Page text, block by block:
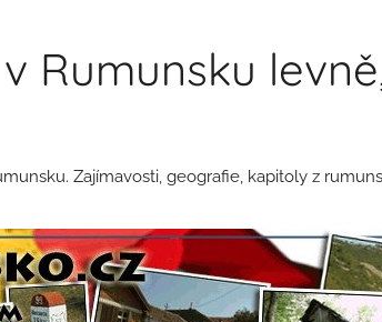
Rumunsku
Zajímavosti, geografie, kapitoly z